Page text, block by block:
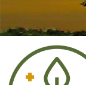
au
principal